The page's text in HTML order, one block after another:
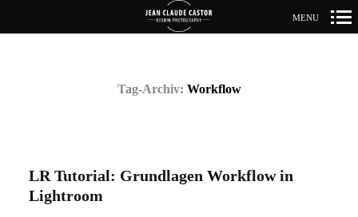
MENU
Tag-Archiv: Workflow
LR Tutorial: Grundlagen Workflow in
Lightroom